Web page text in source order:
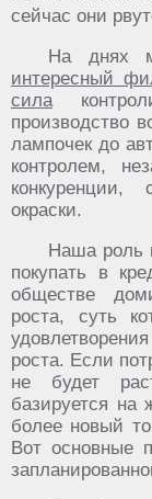
сейчас они
На днях
интересный
сила
производство
лампочек до
контролем,
конкуренции,
окраски.
Наша роль
покупать в
обществе
роста, суть
роста. Если
не будет
базируется на
более новый
Вот основные